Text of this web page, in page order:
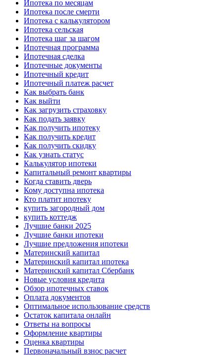
Ипотека по месяцам
Ипотека после смерти
Ипотека с калькулятором
Ипотека сельская
Ипотека шаг за шагом
Ипотечная программа
Ипотечная сделка
Ипотечные документы
Ипотечный кредит
Ипотечный платеж расчет
Как выбрать банк
Как выйти
Как загрузить страховку
Как подать заявку
Как получить ипотеку
Как получить кредит
Как получить скидку
Как узнать статус
Калькулятор ипотеки
Капитальный ремонт квартиры
Когда ставить дверь
Кому доступна ипотека
Кто платит ипотеку
купить загородный дом
купить коттедж
Лучшие банки 2025
Лучшие банки ипотеки
Лучшие предложения ипотеки
Материнский капитал
Материнский капитал ипотека
Материнский капитал Сбербанк
Новые условия кредита
Обзор ипотечных ставок
Оплата документов
Оптимальное использование средств
Остаток капитала онлайн
Ответы на вопросы
Оформление квартиры
Оценка квартиры
Первоначальный взнос расчет